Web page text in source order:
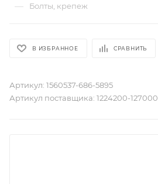
— Болты, крепеж
В ИЗБРАННОЕ СРАВНИТЬ
Артикул: 1560537-686-5895
Артикул поставщика: 1224200-127000